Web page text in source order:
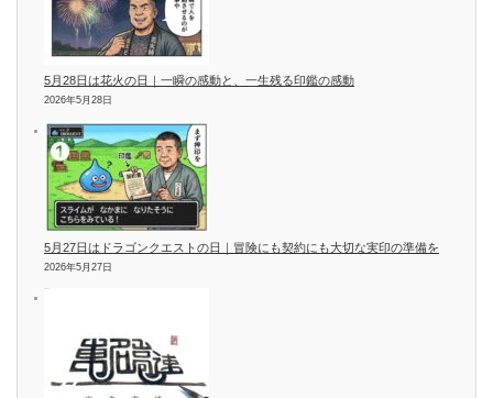
5月28日は花火の日｜一瞬の感動と、一生残る印鑑の感動
2026年5月28日
5月27日はドラゴンクエストの日｜冒険にも契約にも大切な実印の準備を
2026年5月27日